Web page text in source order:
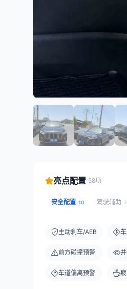
亮点配置 58项
安全配置 10 驾驶辅助 7
主动刹车/AEB
前方碰撞预警
车道偏离预警